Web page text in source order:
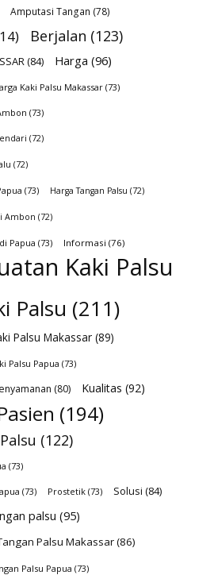
Amputasi Tangan (78)
Berjalan (123)
(84) Harga (96)
Kaki Palsu Makassar (73)
(73)
(72)
(72)
(73) Harga Tangan Palsu (72)
Ambon (72)
Papua (73) Informasi (76)
Kaki Palsu
Palsu (211)
Palsu Makassar (89)
Palsu Papua (73)
(80) Kualitas (92)
(194)
(122)
(73)
(73) Prostetik (73) Solusi (84)
palsu (95)
Palsu Makassar(86)
Palsu Papua (73)